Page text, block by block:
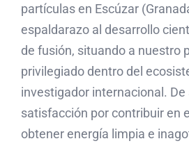
partículas en Escúzar
espaldarazo al desarrollo
de fusión, situando a nuestro
privilegiado dentro del
investigador internacional. De
satisfacción por contribuir en
obtener energía limpia e